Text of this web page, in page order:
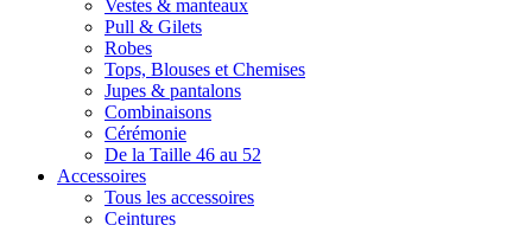
Vestes & manteaux
Pull & Gilets
Robes
Tops, Blouses et Chemises
Jupes & pantalons
Combinaisons
Cérémonie
De la Taille 46 au 52
Accessoires
Tous les accessoires
Ceintures